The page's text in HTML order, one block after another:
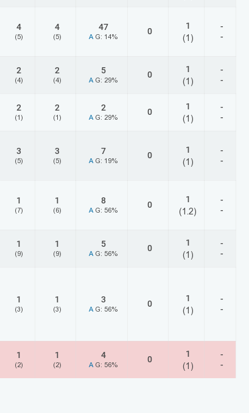
4
(5)
4
(5)
47
A G: 14%
0
1
(1)
-
-
2
(4)
2
(4)
5
A G: 29%
0
1
(1)
-
-
2
(1)
2
(1)
2
A G: 29%
0
1
(1)
-
-
3
(5)
3
(5)
7
A G: 19%
0
1
(1)
-
-
1
(7)
1
(6)
8
A G: 56%
0
1
(1.2)
-
-
1
(9)
1
(9)
5
A G: 56%
0
1
(1)
-
-
1
(3)
1
(3)
3
A G: 56%
0
1
(1)
-
-
1
(2)
1
(2)
4
A G: 56%
0
1
(1)
-
-